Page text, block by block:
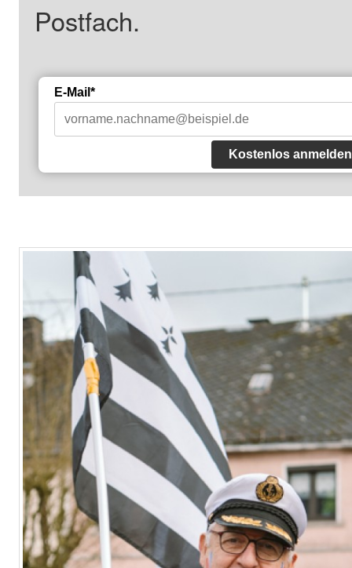
Postfach.
E-Mail*
Kostenlos anmelden